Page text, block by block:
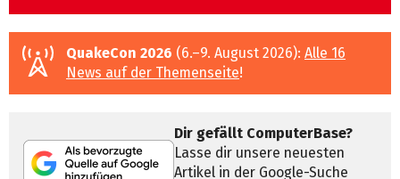
QuakeCon 2026 (6.–9. August 2026): Alle 16
News auf der Themenseite!
Dir gefällt ComputerBase?
Lasse dir unsere neuesten
Artikel in der Google-Suche